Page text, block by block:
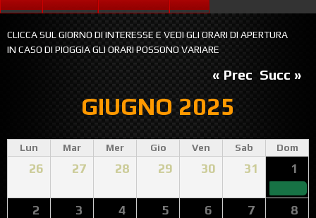
CLICCA SUL GIORNO DI INTERESSE E VEDI GLI ORARI DI APERTURA
IN CASO DI PIOGGIA GLI ORARI POSSONO VARIARE
GIUGNO 2025
« Prec Succ »
Lun Mar Mer Gio Ven Sab Dom
26 27 28 29 30 31 1
2 3 4 5 6 7 8